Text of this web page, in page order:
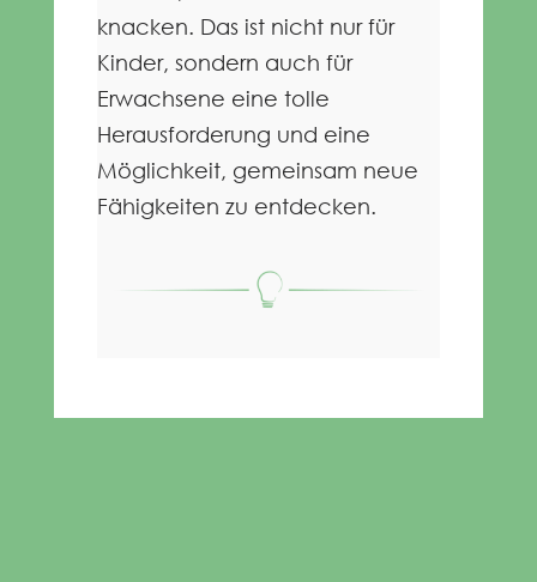
knacken. Das ist nicht nur für
Kinder, sondern auch für
Erwachsene eine tolle
Herausforderung und eine
Möglichkeit, gemeinsam neue
Fähigkeiten zu entdecken.